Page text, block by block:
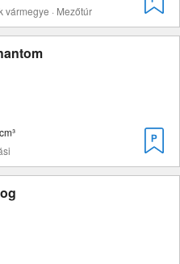
vármegye · Mezőtúr